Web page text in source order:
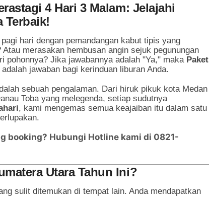
4 Hari 3 Malam: Jelajahi
Terbaik!
hari dengan pemandangan kabut tipis yang
merasakan hembusan angin sejuk pegunungan
pohonnya? Jika jawabannya adalah "Ya," maka Paket
adalah jawaban bagi kerinduan liburan Anda.
sebuah pengalaman. Dari hiruk pikuk kota Medan
Toba yang melegenda, setiap sudutnya
, kami mengemas semua keajaiban itu dalam satu
booking? Hubungi Hotline kami di 0821-
Utara Tahun Ini?
sulit ditemukan di tempat lain. Anda mendapatkan